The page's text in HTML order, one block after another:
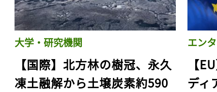
大学・研究機関
【国際】北方林の樹冠、永久
凍土融解から土壌炭素約590
エン
【
ディ